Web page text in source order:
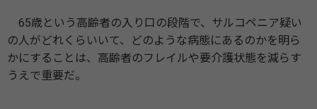
65歳という高齢者の入り口の段階で、サルコペニア疑い
の人がどれくらいいて、どのような病態にあるのかを明ら
かにすることは、高齢者のフレイルや要介護状態を減らす
うえで重要だ。